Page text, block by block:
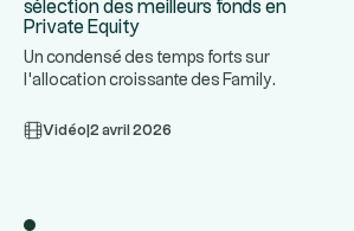
sélection des meilleurs fonds en
Private Equity
Un condensé des temps forts sur
l'allocation croissante des Family
Vidéo 2 avril 2026